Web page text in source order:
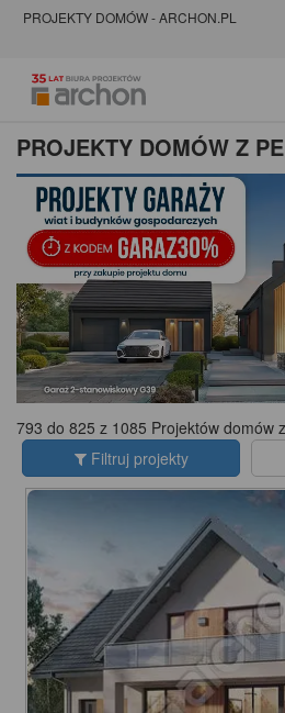
PROJEKTY DOMÓW - ARCHON.PL
PROJEKTY DOMÓW Z
793 do 825 z 1085 Projektów domów
Filtruj projekty